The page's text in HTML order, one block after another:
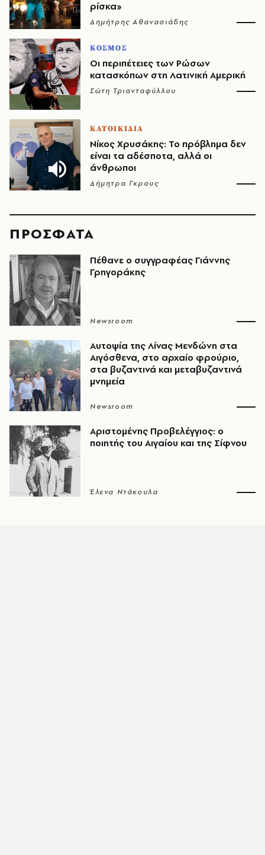
ρίσκα»
Δημήτρης Αθανασιάδης
ΚΟΣΜΟΣ
Οι περιπέτειες των Ρώσων
κατασκόπων στη Λατινική Αμερική
Σώτη Τριανταφύλλου
ΚΑΤΟΙΚΙΔΙΑ
Νίκος Χρυσάκης: Το πρόβλημα δεν
είναι τα αδέσποτα, αλλά οι
άνθρωποι
Δήμητρα Γκρους
ΠΡΟΣΦΑΤΑ
Πέθανε ο συγγραφέας Γιάννης
Γρηγοράκης
Newsroom
Αυτοψία της Λίνας Μενδώνη στα
Αιγόσθενα, στο αρχαίο φρούριο,
στα βυζαντινά και μεταβυζαντινά
μνημεία
Newsroom
Αριστομένης Προβελέγγιος: ο
ποιητής του Αιγαίου και της Σίφνου
Έλενα Ντάκουλα